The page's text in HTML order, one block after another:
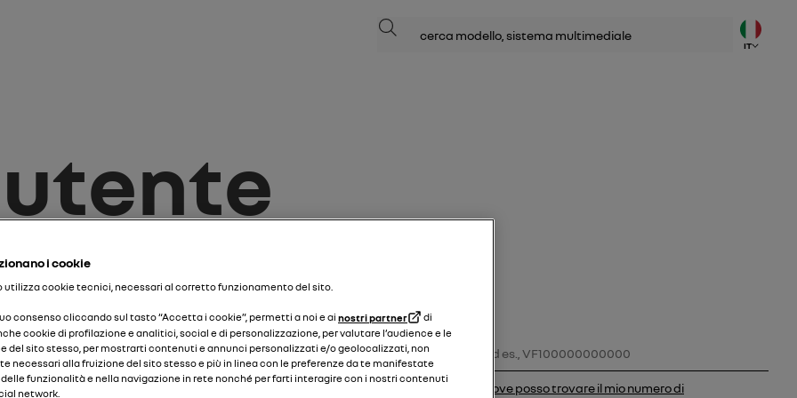
Cerca
IT
utente
targa
inserisci la tua targa
dove posso trovare il mio numero di
i cookie
utilizza cookie tecnici, necessari al corretto funzionamento del sito.
consenso cliccando sul tasto “Accetta i cookie”, permetti a noi e ai nostri partner
di
cookie di profilazione e analitici, social e di personalizzazione, per valutare l’audience e le
del sito stesso, per mostrarti contenuti e annunci personalizzati e/o geolocalizzati, non
necessari alla fruizione del sito stesso e più in linea con le preferenze da te manifestate
delle funzionalità e nella navigazione in rete nonché per farti interagire con i nostri contenuti
network.